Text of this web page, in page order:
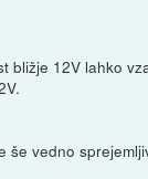
bližje 12V lahko
še vedno